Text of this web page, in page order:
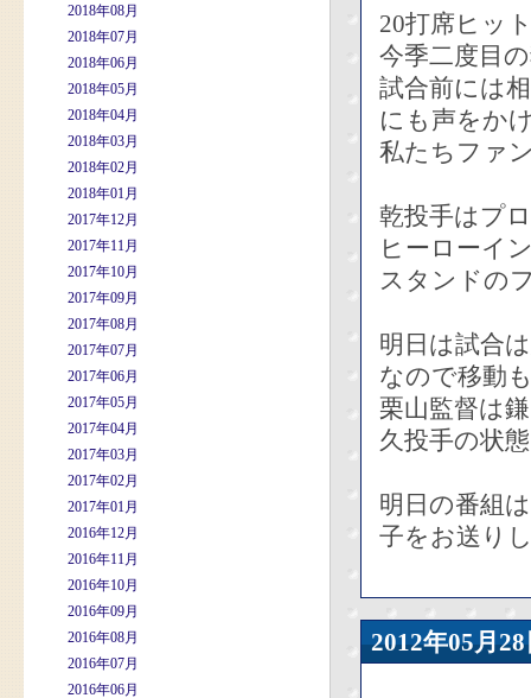
2018年08月
2018年07月
2018年06月
2018年05月
2018年04月
2018年03月
2018年02月
2018年01月
2017年12月
2017年11月
2017年10月
2017年09月
2017年08月
2017年07月
2017年06月
2017年05月
2017年04月
2017年03月
2017年02月
2017年01月
2016年12月
2016年11月
2016年10月
2016年09月
2016年08月
2016年07月
2016年06月
20打席ヒッ
今季二度目
試合前には
にも声をか
私たちファ
乾投手はプ
ヒーローイ
スタンドの
明日は試合
なので移動
栗山監督は
久投手の状
明日の番組
子をお送り
2012年05